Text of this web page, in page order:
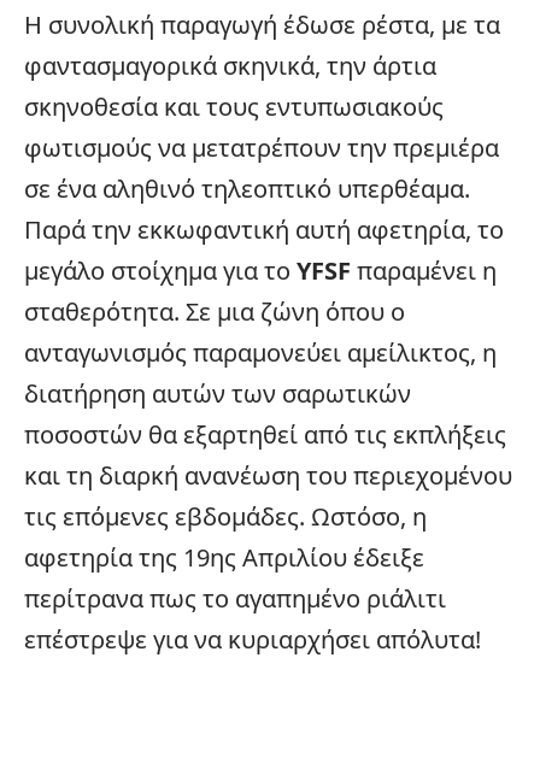
Η συνολική παραγωγή έδωσε ρέστα, με τα
φαντασμαγορικά σκηνικά, την άρτια
σκηνοθεσία και τους εντυπωσιακούς
φωτισμούς να μετατρέπουν την πρεμιέρα
σε ένα αληθινό τηλεοπτικό υπερθέαμα.
Παρά την εκκωφαντική αυτή αφετηρία, το
μεγάλο στοίχημα για το YFSF παραμένει η
σταθερότητα. Σε μια ζώνη όπου ο
ανταγωνισμός παραμονεύει αμείλικτος, η
διατήρηση αυτών των σαρωτικών
ποσοστών θα εξαρτηθεί από τις εκπλήξεις
και τη διαρκή ανανέωση του περιεχομένου
τις επόμενες εβδομάδες. Ωστόσο, η
αφετηρία της 19ης Απριλίου έδειξε
περίτρανα πως το αγαπημένο ριάλιτι
επέστρεψε για να κυριαρχήσει απόλυτα!